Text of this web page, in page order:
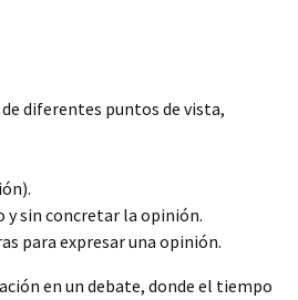
diferentes puntos de vista,
y sin concretar la opinión.
para expresar una opinión.
en un debate, donde el tiempo